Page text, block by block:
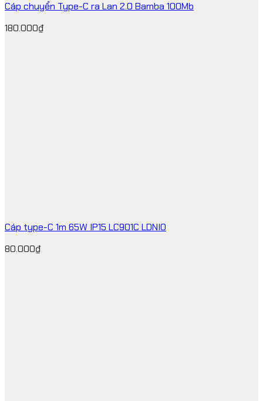
Cáp chuyển Type-C ra Lan 2.0 Bamba 100Mb
180.000₫
Cáp type-C 1m 65W IP15 LC901C LDNIO
80.000₫